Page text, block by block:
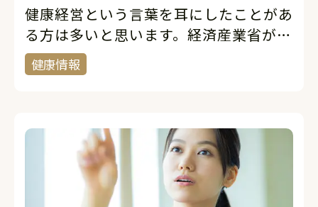
健康経営という言葉を耳にしたことがあ
る方は多いと思います。経済産業省が平
成26年度から「健康経営優良銘柄」の
選定をスタート。平成28年度には、
を意識 […]
健康情報